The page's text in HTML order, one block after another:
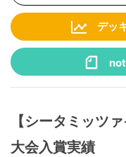
デッ
【シータミッツ
大会入賞実績